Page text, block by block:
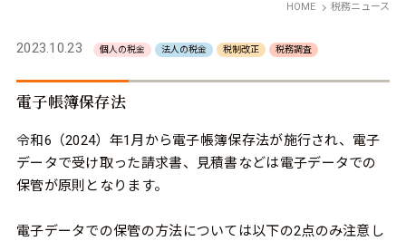
HOME 税務ニュース
2023.10.23 個人の税金 法人の税金 税制改正 税務調査
電子帳簿保存法
令和6（2024）年1 月から電子帳簿保存法が施行され、電子
データで受け取った請求書、見積書などは電子データでの
保管が原則となります。
電子データでの保管の方法については以下の2点のみ注意し